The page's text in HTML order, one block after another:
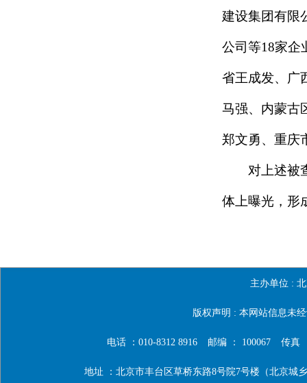
建设集团有限
公司等18家企
省王成发、广
马强、内蒙古
郑文勇、重庆
对上述被查
体上曝光，形
主办单位 :
版权声明 : 本网站信息未
电话 ：010-8312 8916 邮编 ： 100067 传真
地址 ：北京市丰台区草桥东路8号院7号楼（北京城